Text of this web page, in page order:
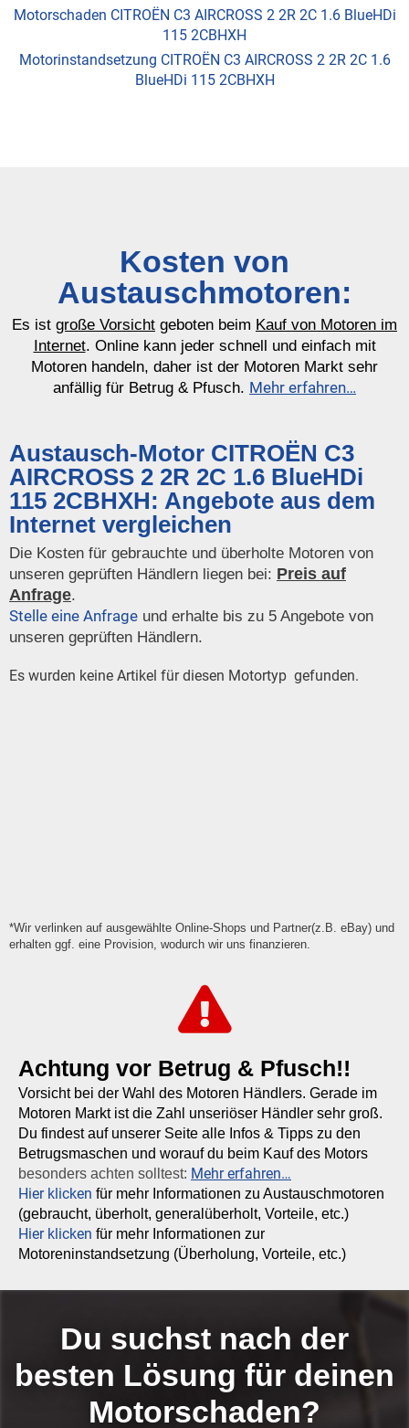
Motorschaden CITROËN C3 AIRCROSS 2 2R 2C 1.6 BlueHDi
115 2CBHXH
Motorinstandsetzung CITROËN C3 AIRCROSS 2 2R 2C 1.6
BlueHDi 115 2CBHXH
Kosten von
Austauschmotoren:
Es ist große Vorsicht geboten beim Kauf von Motoren im
Internet. Online kann jeder schnell und einfach mit
Motoren handeln, daher ist der Motoren Markt sehr
anfällig für Betrug & Pfusch. Mehr erfahren…
Austausch-Motor CITROËN C3
AIRCROSS 2 2R 2C 1.6 BlueHDi
115 2CBHXH: Angebote aus dem
Internet vergleichen
Die Kosten für gebrauchte und überholte Motoren von
unseren geprüften Händlern liegen bei: Preis auf
Anfrage.
Stelle eine Anfrage und erhalte bis zu 5 Angebote von
unseren geprüften Händlern.
Es wurden keine Artikel für diesen Motortyp gefunden.
*Wir verlinken auf ausgewählte Online-Shops und Partner(z.B. eBay) und
erhalten ggf. eine Provision, wodurch wir uns finanzieren.
Achtung vor Betrug & Pfusch!!
Vorsicht bei der Wahl des Motoren Händlers. Gerade im
Motoren Markt ist die Zahl unseriöser Händler sehr groß.
Du findest auf unserer Seite alle Infos & Tipps zu den
Betrugsmaschen und worauf du beim Kauf des Motors
besonders achten solltest: Mehr erfahren…
Hier klicken für mehr Informationen zu Austauschmotoren
(gebraucht, überholt, generalüberholt, Vorteile, etc.)
Hier klicken für mehr Informationen zur
Motoreninstandsetzung (Überholung, Vorteile, etc.)
Du suchst nach der
besten Lösung für deinen
Motorschaden?